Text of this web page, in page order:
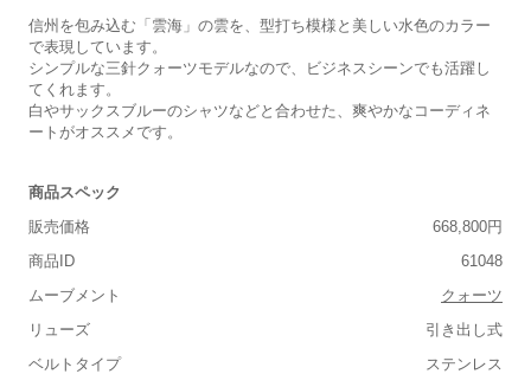
信州を包み込む「雲海」の雲を、型打ち模様と美しい水色のカラー
で表現しています。
シンプルな三針クォーツモデルなので、ビジネスシーンでも活躍し
てくれます。
白やサックスブルーのシャツなどと合わせた、爽やかなコーディネ
ートがオススメです。
商品スペック
販売価格
668,800円
商品ID
61048
ムーブメント
クォーツ
リューズ
引き出し式
ベルトタイプ
ステンレス